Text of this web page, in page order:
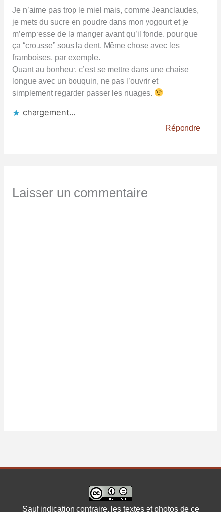
Je n’aime pas trop le miel mais, comme Jeanclaudes,
je mets du sucre en poudre dans mon yogourt et je
m’empresse de la manger avant qu’il fonde, pour que
ça “crousse” sous la dent. Même chose avec les
framboises, par exemple.
Quant au bonheur, c’est se mettre dans une chaise
longue avec un bouquin, ne pas l’ouvrir et
simplement regarder passer les nuages.
chargement…
Répondre
Laisser un commentaire
Sauf indication contraire, les textes et photos de ce